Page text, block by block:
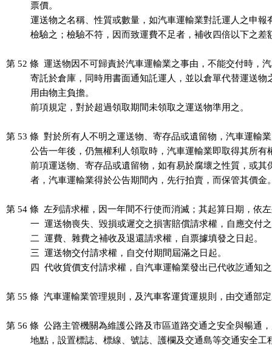
          票價。
運送物之名稱、性質或數量，如汽車運輸業對託運人之申
檢驗之；檢驗不符，因而致運費不足者，補收四倍以下之差
第 52 條  運送物因不可歸責於汽車運輸業之事由，不能交付時，
寄託於倉庫，同時用書面通知託運人，並以倉單代替運送
          用由物主負擔。
          前項規定，對於超過領取期間未領取之運送物準用之。
第 53 條  對於所有人不明之運送物、寄存品或遺留物，汽車運輸
公告一年後，仍無權利人領取時，汽車運輸業即取得其所有
前項運送物、寄存品或遺留物，如有易於腐壞之性質，或
者，汽車運輸業得於公告期間內，先行拍賣，而保管其價金
第 54 條  左列請求權，因一年間不行使而消滅；其起算日期，依
一  運送物喪失、毀損或遲交之損害賠償請求權，自應交付
          二  運費、雜費之補收及退還請求權，自票據填發之日起。
          三  運送物交付請求權，自交付期間屆滿之日起。
四  代收貨價支付請求權，自汽車運輸業發出已代收訖通知
第 55 條  汽車運輸業管理規則，及汽車客運貨運規則，由交通部
第 56 條  公路主管機關為維護公路及市區道路交通之安全與暢通
地點，設置標誌、標線、號誌、護欄及交通島等交通安全工